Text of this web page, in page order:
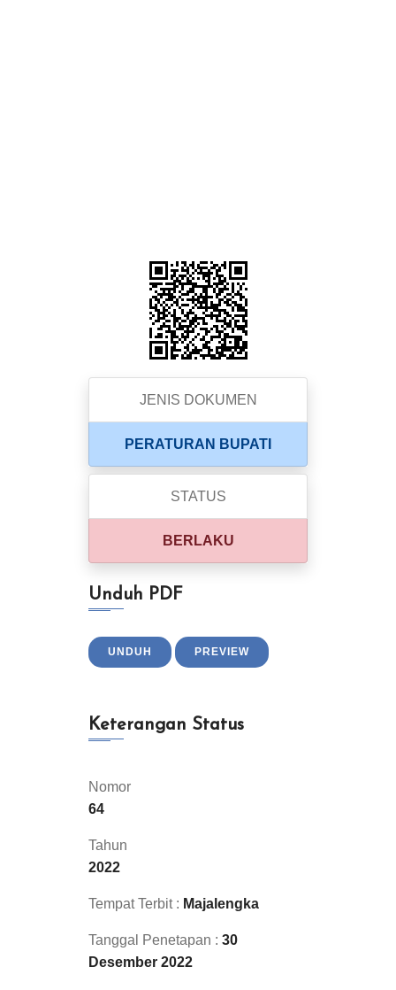
JENIS DOKUMEN
PERATURAN BUPATI
STATUS
BERLAKU
Unduh PDF
UNDUH PREVIEW
Keterangan Status
Nomor
64
Tahun
2022
Tempat Terbit : Majalengka
Tanggal Penetapan : 30
Desember 2022